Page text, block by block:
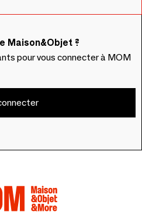
Maison&Objet ?
pour vous connecter à MOM